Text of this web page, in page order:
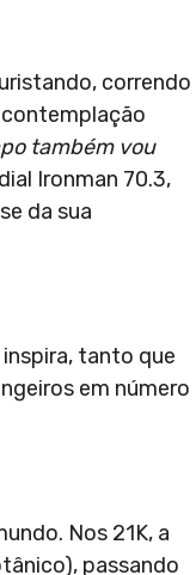
correndo
contemplação
também vou
Ironman 70.3,
da sua
tanto que
em número
Nos 21K, a
passando